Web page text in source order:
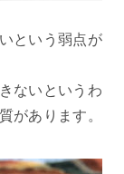
という弱点が
ないというわ
があります。